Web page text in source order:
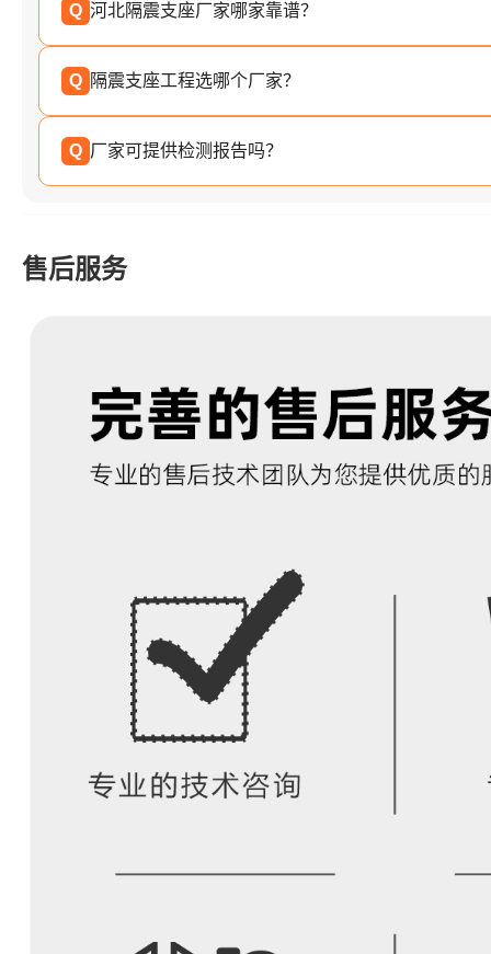
Q 河北隔震支座厂家哪家靠谱？
Q 隔震支座工程选哪个厂家？
Q 厂家可提供检测报告吗？
售后服务